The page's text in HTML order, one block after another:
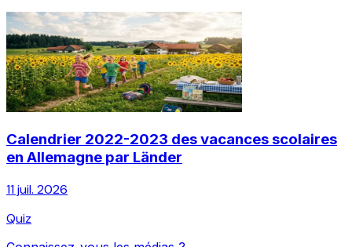
Calendrier 2022-2023 des vacances scolaires
en Allemagne par Länder
11 juil. 2026
Quiz